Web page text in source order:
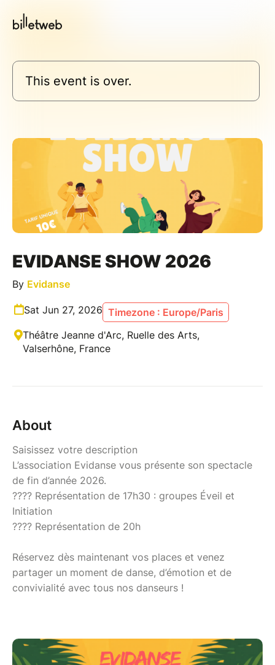
This event is over.
EVIDANSE SHOW 2026
By Evidanse
Sat Jun 27, 2026 Timezone : Europe/Paris
Théâtre Jeanne d'Arc, Ruelle des Arts,
Valserhône, France
About
Saisissez votre description
L’association Evidanse vous présente son spectacle
de fin d’année 2026.
???? Représentation de 17h30 : groupes Éveil et
Initiation
???? Représentation de 20h
Réservez dès maintenant vos places et venez
partager un moment de danse, d’émotion et de
convivialité avec tous nos danseurs !